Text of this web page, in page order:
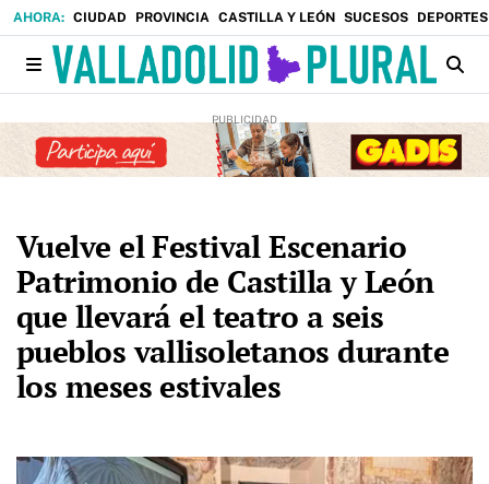
CIUDAD PROVINCIA CASTILLA Y LEÓN SUCESOS DEPORTES
Vuelve el Festival Escenario
Patrimonio de Castilla y León
que llevará el teatro a seis
pueblos vallisoletanos durante
los meses estivales